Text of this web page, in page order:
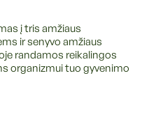
į tris amžiaus
ir senyvo amžiaus
randamos reikalingos
organizmui tuo gyvenimo